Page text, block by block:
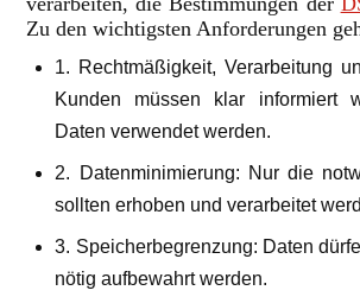
Zu den wichtigsten Anforderungen
1. Rechtmäßigkeit, Verarbeitung
Kunden müssen klar informiert
Daten verwendet werden.
2. Datenminimierung: Nur die
sollten erhoben und verarbeitet
3. Speicherbegrenzung: Daten
nötig aufbewahrt werden.